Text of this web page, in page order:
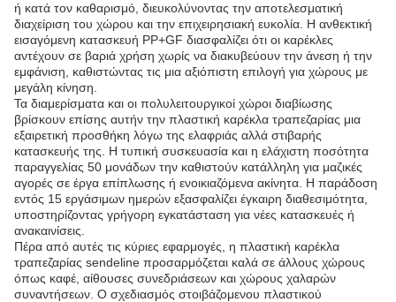
ή κατά τον καθαρισμό, διευκολύνοντας την αποτελεσματική
διαχείριση του χώρου και την επιχειρησιακή ευκολία. Η ανθεκτική
εισαγόμενη κατασκευή PP+GF διασφαλίζει ότι οι καρέκλες
αντέχουν σε βαριά χρήση χωρίς να διακυβεύουν την άνεση ή την
εμφάνιση, καθιστώντας τις μια αξιόπιστη επιλογή για χώρους με
μεγάλη κίνηση.
Τα διαμερίσματα και οι πολυλειτουργικοί χώροι διαβίωσης
βρίσκουν επίσης αυτήν την πλαστική καρέκλα τραπεζαρίας μια
εξαιρετική προσθήκη λόγω της ελαφριάς αλλά στιβαρής
κατασκευής της. Η τυπική συσκευασία και η ελάχιστη ποσότητα
παραγγελίας 50 μονάδων την καθιστούν κατάλληλη για μαζικές
αγορές σε έργα επίπλωσης ή ενοικιαζόμενα ακίνητα. Η παράδοση
εντός 15 εργάσιμων ημερών εξασφαλίζει έγκαιρη διαθεσιμότητα,
υποστηρίζοντας γρήγορη εγκατάσταση για νέες κατασκευές ή
ανακαινίσεις.
Πέρα από αυτές τις κύριες εφαρμογές, η πλαστική καρέκλα
τραπεζαρίας sendeline προσαρμόζεται καλά σε άλλους χώρους
όπως καφέ, αίθουσες συνεδριάσεων και χώρους χαλαρών
συναντήσεων. Ο σχεδιασμός στοιβάζομενου πλαστικού